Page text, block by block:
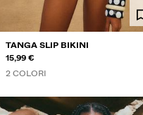
TANGA SLIP BIKINI
15,99 €
2 COLORI